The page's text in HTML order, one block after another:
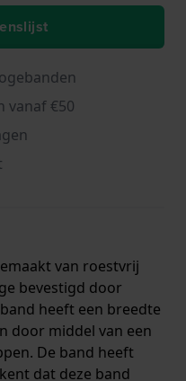
vanaf €50
van roestvrij
bevestigd door
heeft een breedte
door middel van een
De band heeft
dat deze band